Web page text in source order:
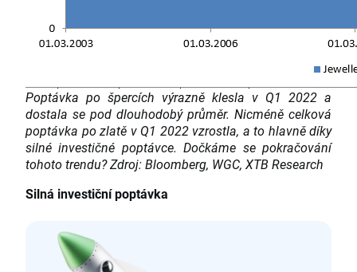
Poptávka po špercích výrazně klesla v Q1 2022 a
dostala se pod dlouhodobý průměr. Nicméně celková
poptávka po zlatě v Q1 2022 vzrostla, a to hlavně díky
silné investičné poptávce. Dočkáme se pokračování
tohoto trendu? Zdroj: Bloomberg, WGC, XTB Research
Silná investiční poptávka